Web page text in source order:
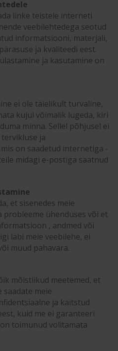
linke teistele interneti
veebilehtedega seotud
informatsiooni, materjali,
ja kvaliteedi eest.
ja kasutamine on
ei ole täielikult turvaline,
kujul võimalik lugeda, kiri
minna. Sellel põhjusel ei
ja
on saadetud internetiga -
midagi e-postiga saatnud
et sisenedes meie
probleeme ühenduses või et
, andmed või
läbi meie veebilehe, ei
muud pahavara.
mõistlikud meetemed, et
meie
ja kaitstud
kuid me ei garanteeri
toimunud volitamata